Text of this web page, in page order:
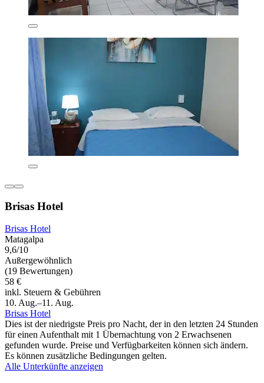
Brisas Hotel
Brisas Hotel
Matagalpa
9,6/10
Außergewöhnlich
(19 Bewertungen)
58 €
inkl. Steuern & Gebühren
10. Aug.–11. Aug.
Brisas Hotel
Dies ist der niedrigste Preis pro Nacht, der in den letzten 24 Stunden
für einen Aufenthalt mit 1 Übernachtung von 2 Erwachsenen
gefunden wurde. Preise und Verfügbarkeiten können sich ändern.
Es können zusätzliche Bedingungen gelten.
Alle Unterkünfte anzeigen